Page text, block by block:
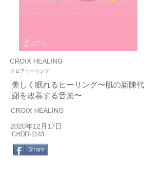
CROIX HEALING
クロアヒーリング
美しく眠れるヒーリング〜肌の新陳代
謝を改善する音楽〜
CROIX HEALING
2020年12月17日
CHDD-1143
Share